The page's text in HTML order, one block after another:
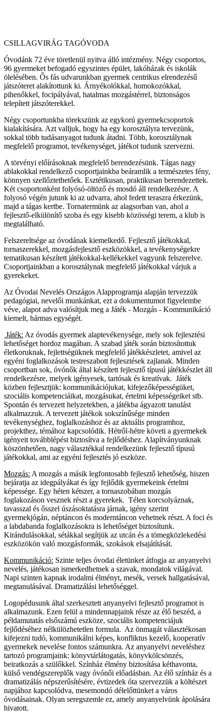
CSILLAGVIRÁG TAGÓVODA
Óvodánk 72 éve töretlenül nyitva álló intézmény. Négy csoportos,
96 gyermeket befogadó egyszintes épület, lakóházak és iskolák
ölelésében. Ős fás udvarunkban gyermek centrikus elrendezésű
játszóteret alakítottunk ki. Árnyékolókkal, homokozókkal,
pihenőkkel, focipályával, hatalmas mozgástérrel, biztonságos
telepített játszóterekkel.
Négy csoportunkba törekszünk az egykorú gyermekcsoportok
kialakítására. Azt valljuk, hogy ha egy korosztályra tervezünk,
sokkal több tudásanyagot tudunk átadni. Több, korosztálynak
megfelelő programot, tevékenységet, játékot tudunk szervezni.
A törvényi előírásoknak megfelelő berendezésünk. Tágas nagy
ablakokkal rendelkező csoportjainkba beáramlik a természetes fény,
könnyen szellőztethetőek. Esztétikusan, praktikusan berendezettek.
Két csoportonként folyósó-öltöző és mosdó áll rendelkezésre. A
folyosó végén jutunk ki az udvarra, ahol fedett teraszra érkezünk,
majd a tágas kertbe. Tornatermünk az alagsorban van, ahol a
fejlesztő-elkülönítő szoba és egy kisebb közösségi terem, a klub is
megtalálható.
Felszereltsége az óvodának kiemelkedő. Fejlesztő játékokkal,
tornaszerekkel, mozgásfejlesztő eszközökkel, a tevékenységekre
tematikusan készített játékokkal-kellékekkel vagyunk felszerelve.
Csoportjainkban a korosztálynak megfelelő játékokkal várjuk a
gyerekeket.
Az Óvodai Nevelés Országos Alapprogramja alapján tervezzük
pedagógiai, nevelői munkánkat, ezt a dokumentumot figyelembe
véve, alapot adva valósítjuk meg a Játék - Mozgás - Kommunikáció
kiemelt, hármas egységét.
Játék: Az óvodás gyermek alaptevékenysége, mely sok fejlesztési
lehetőséget hordoz magában. A szabad játék során biztosítottuk
életkoruknak, fejlettségüknek megfelelő játékkészletet, amivel az
egyéni foglalkozások testreszabott fejlesztések zajlanak. Minden
csoportban sok, óvónők által készített fejlesztő típusú játékkészlet áll
rendelkezésre, melyek igényesek, tartósak és kreatívak. Játék
közben fejlesztjük: kommunikációjukat, kifejezőképességüket,
szociális kompetenciáikat, mozgásukat, értelmi képességeiket stb.
Spontán és tervezett helyzetekben, a játékba ágyazott tanulást
alkalmazzuk. A tervezett játékok sokszínűsége minden
tevékenységhez, foglalkozáshoz és az aktuális programhoz,
projekthez, témához kapcsolódik. Hétről-hétre követi a gyermekek
igényeit továbblépést biztosítva a fejlődéshez. Alapítványunknak
köszönhetően, nagy választékkal rendelkezünk fejlesztő típusú
játékokkal, ami az egyéni fejlesztés jó eszköze.
Mozgás: A mozgás a másik legfontosabb fejlesztő lehetőség, hiszen
bejáratja az idegpályákat és így fejlődik gyermekeink értelmi
képessége. Egy héten kétszer, a tornaszobában mozgás
foglakozáson vesznek részt a gyerekek. Télen korcsolyáznak,
tavasszal és ősszel úszásoktatásra járnak, igény szerint
gyermekjógán, néptáncon és moderntáncon vehetnek részt. A foci és
a labdabanda foglalkozásokra is lehetőséget biztosítunk.
Kirándulásokkal, sétákkal segítjük az utcán és a tömegközlekedési
eszközökön való mozgásformák, szokások elsajátítását.
Kommunikáció: Szinte teljes óvodai életünket átfogja az anyanyelvi
nevelés, játékosan ismerkedhetnek a szavak, mondatok világával.
Napi szinten kapnak irodalmi élményt, mesék, versek hallgatásával,
megtanulásával. Dramatizálási lehetőséggel.
Logopédusunk által szerkesztett anyanyelvi fejlesztő programot is
alkalmazunk. Ezen felül a mindennapjaink része az élő beszéd, a
példamutatás elsőszámú eszköze, szociális kompetenciájuk
fejlődéséhez nélkülözhetetlen formula. Az önmagát választékosan
kifejezni tudó, kommunikálni képes, konfliktus kezelő, kooperatív
gyermekek nevelése fontos számunkra. Az anyanyelvi neveléshez
tartozó programjaink: könyvtárlátogatás, könyvkölcsönzés,
beiratkozás a szülőkkel. Színház élmény biztosítása kéthavonta,
külső vendégszereplők vagy óvónői előadásban. Az élő színház és a
dramatizálás népszerűsítésére, évtizedek óta szervezzük a költészet
napjához kapcsolódva, mesemondó délelőttünket a város
óvodásainak. Olyan seregszemle ez, amely anyanyelvünk ápolására
hivatott.